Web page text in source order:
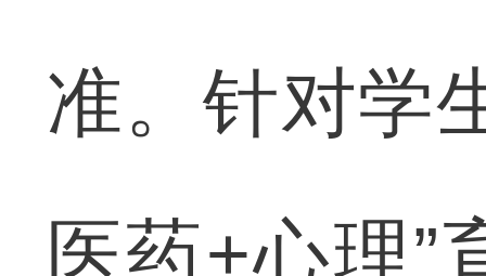
准。针对学
医药+心理